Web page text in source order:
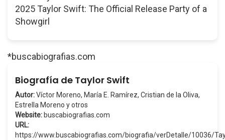
2025 Taylor Swift: The Official Release Party of a
Showgirl
*buscabiografias.com
Biografía de Taylor Swift
Autor:Víctor Moreno, María E. Ramírez, Cristian de la Oliva,
Estrella Moreno y otros
Website: buscabiografias.com
URL:
https://www.buscabiografias.com/biografia/verDetalle/10036/